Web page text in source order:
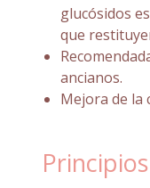
glucósidos
que
ancianos.
Mejora de la